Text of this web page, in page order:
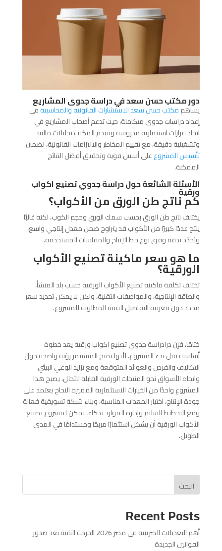
دور مكتب حسن سعد في دراسة جدوى المشاريع
يساهممكتب حسن سعد للاستشارات القانونية والمحاسبيةفي
إعداد دراسات جدوى متكاملة، حيث تدعم أصحاب المشاريع في
اتخاذ قرارات استثمارية مدروسة ويقدم المكتب تحليلات مالية
وتشغيلية دقيقة، مع تقييم المخاطر والالتزامات القانونية، لضمان
تأسيس المشروععلى أسس قوية وتحقيق أفضل النتائج
الممكنة.
الأسئلة الشائعة حول دراسة جدوي تصنيع اكواب
ورقية
كم ناتج طن الورق من الأكواب؟
يختلف ناتج طن الورق بحسب سمك الورق وحجم الكوب، لكنه غالبًا
ينتج عددًا كبيرًا من الأكواب قد يتراوح ضمن معدل إنتاجي واسع،
ويُحدَّد بدقة وفق نوع خط الإنتاج والمقاسات المستخدمة.
ما هو سعر ماكينة تصنيع الأكواب
الورقية؟
تختلف تكلفة ماكينة تصنيع الأكواب الورقية حسب بلد المنشأ،
والطاقة الإنتاجية، والمواصفات التقنية، ولكن لا يمكن تحديد سعر
محدد دون معرفة التفاصيل الفنية المطلوبة للمشروع.
ختامًا، فإن درادراسة جدوي تصنيع اكواب ورقية يعد خطوة
أساسية قبل بدء المشروع، لأنها تمنح المستثمر رؤية واضحة حول
التكاليف والفرص والعوائد المتوقعة ومع تزايد الوعي البيئي
واتجاه الأسواق نحو المنتجات الورقية القابلة للتحلل، يصبح هذا
المشروع واحدًا من الخيارات الاستثمارية المميزة النجاح يعتمد على
جودة الإنتاج، اختيار المعدات المناسبة، وبناء شبكة تسويقية فعالة
ومع التخطيط السليم وإدارة الموارد بذكاء، يمكن لمشروع تصنيع
الأكواب الورقية أن يشكل استثمارًا مربحًا ومستدامًا في المدى
الطويل.
البحث
Recent Posts
أهم التعديلات الضريبية في مصر 2026 الحزمة الثانية بعد صدور
القوانين الجديدة